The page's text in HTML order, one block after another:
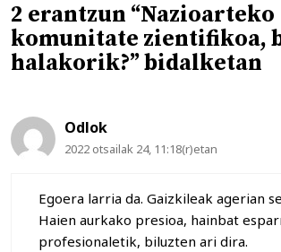
2 erantzun “Nazioarteko
komunitate zientifikoa,
halakorik?” bidalketan
Odlok
2022 otsailak 24, 11:18(r)etan
Egoera larria da. Gaizkileak agerian
Haien aurkako presioa, hainbat
profesionaletik, biluzten ari dira.